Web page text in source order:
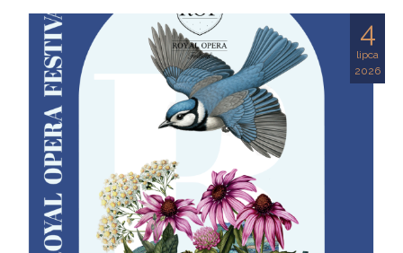
4
lipca
2026